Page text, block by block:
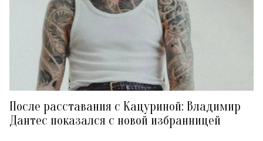
После расставания с Кацуриной: Владимир
Дантес показался с новой избранницей